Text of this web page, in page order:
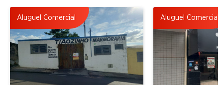
Aluguel Comercial Aluguel Comercial